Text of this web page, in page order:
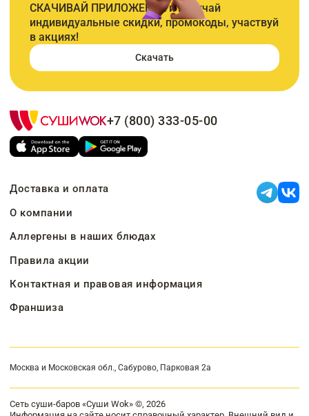
СКАЧИВАЙ ПРИЛОЖЕНИЕ и получай
индивидуальные скидки, промокоды, участвуй
в акциях!
Скачать
+7 (800) 333-05-00
Доставка и оплата
О компании
Аллергены в наших блюдах
Правила акции
Контактная и правовая информация
Франшиза
Москва и Московская обл., Сабурово, Парковая 2а
Сеть суши-баров «Суши Wok» ©, 2026